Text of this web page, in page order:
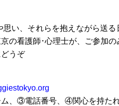
い、それらを抱えながら送
の看護師･心理士が、ご参加
うぞ
③電話番号、④関心を持たれ